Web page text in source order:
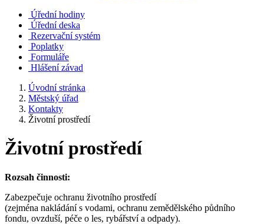
Úřední hodiny
Úřední deska
Rezervační systém
Poplatky
Formuláře
Hlášení závad
Úvodní stránka
Městský úřad
Kontakty
Životní prostředí
Životní prostředí
Rozsah činnosti:
Zabezpečuje ochranu životního prostředí
(zejména nakládání s vodami, ochranu zemědělského půdního
fondu, ovzduší, péče o les, rybářství a odpady).